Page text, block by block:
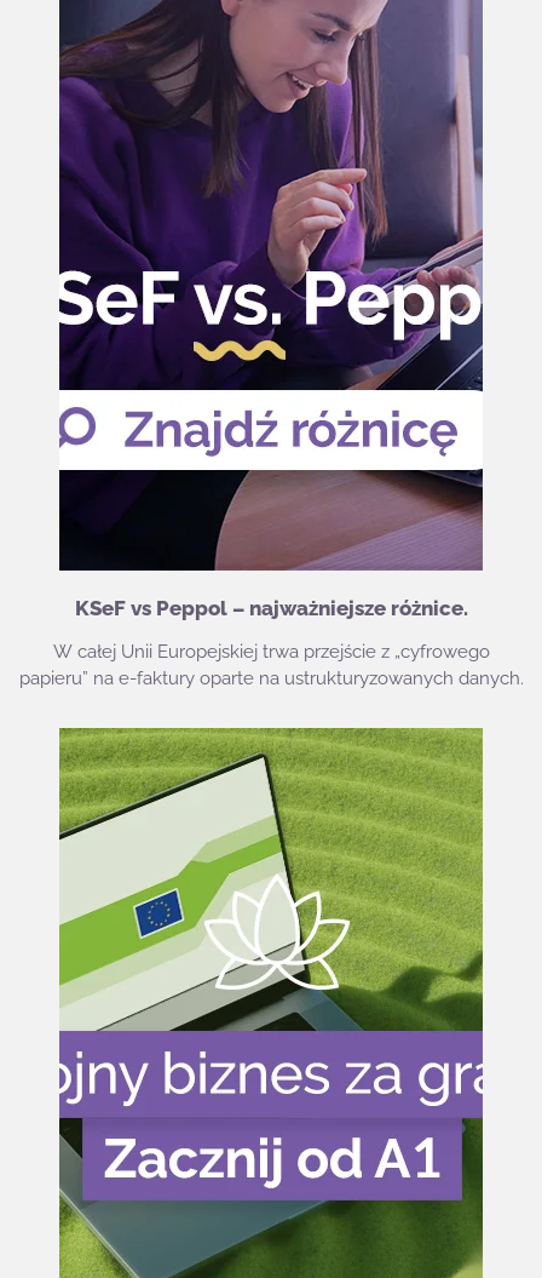
KSeF vs Peppol – najważniejsze różnice.
W całej Unii Europejskiej trwa przejście z „cyfrowego
papieru” na e-faktury oparte na ustrukturyzowanych danych.